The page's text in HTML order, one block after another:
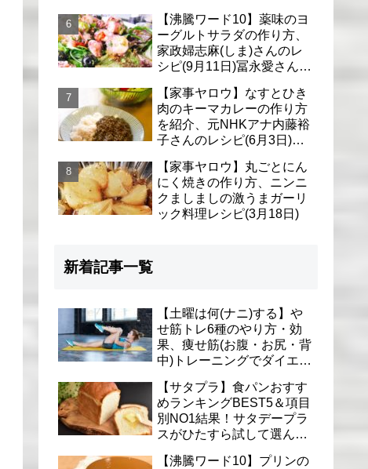
【沸騰ワード10】薬味のヨ
ーグルトサラダの作り方、
家政婦志麻(しま)さんのレ
シピ(9月11日)冨永愛さん＆
【家事ヤロウ】なすとひき
肉のキーマカレーの作り方
を紹介、元NHKアナ内藤裕
子さんのレシピ(6月3日)リ
【家事ヤロウ】丸ごとにん
にく焼きの作り方、ニンニ
クましましの激うまガーリ
ック料理レシピ(3月18日)
新着記事一覧
【土曜は何(ナニ)する】や
せ筋トレ6種のやり方・効
果、痩せ筋(お腹・お尻・背
中)トレーニングでダイエッ
【サタプラ】食パンおすす
めランキングBEST5＆項目
別NO1結果！サタデープラ
スがひたすら試して選んだ
【沸騰ワード10】プリンの